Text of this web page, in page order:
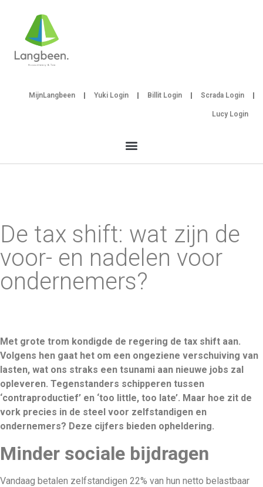
MijnLangbeen Yuki Login Billit Login Scrada Login
Lucy Login
De tax shift: wat zijn de
voor- en nadelen voor
ondernemers?
Met grote trom kondigde de regering de tax shift aan.
Volgens hen gaat het om een ongeziene verschuiving van
lasten, wat ons straks een tsunami aan nieuwe jobs zal
opleveren. Tegenstanders schipperen tussen
‘contraproductief’ en ‘too little, too late’. Maar hoe zit de
vork precies in de steel voor zelfstandigen en
ondernemers? Deze cijfers bieden opheldering.
Minder sociale bijdragen
Vandaag betalen zelfstandigen 22% van hun netto belastbaar